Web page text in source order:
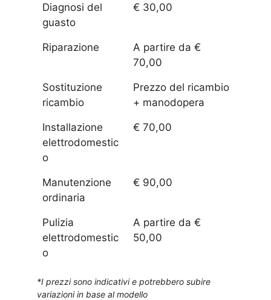
Diagnosi del
guasto
€ 30,00
Riparazione
A partire da €
70,00
Sostituzione
ricambio
Prezzo del ricambio
+ manodopera
Installazione
elettrodomestic
o
€ 70,00
Manutenzione
ordinaria
€ 90,00
Pulizia
elettrodomestic
o
A partire da €
50,00
*I prezzi sono indicativi e potrebbero subire
variazioni in base al modello